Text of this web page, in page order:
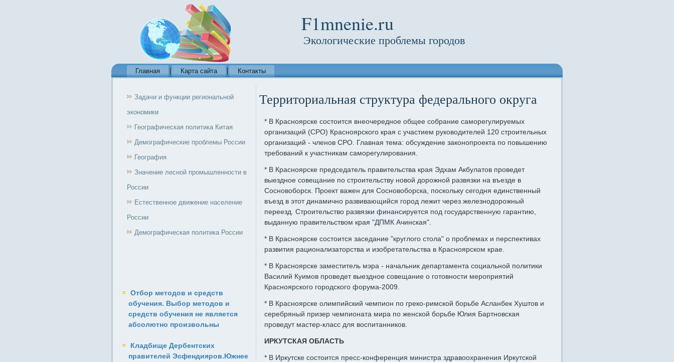
F1mnenie.ru
Экологические проблемы городов
Главная Карта сайта Контакты
Задачи и функции региональной
экономики
Географическая политика Китая
Демографические проблемы России
География
Значение лесной промышленности в
России
Естественное движение население
России
Демографическая политика России
Отбор методов и средств
обучения. Выбор методов и
средств обучения не является
абсолютно произвольны
Кладбище Дербентских
правителей Эсфендияров.Южнее
Территориальная структура федерального округа
* В Красноярске состоится внеочередное общее собрание саморегулируемых
организаций (СРО) Красноярского края с участием руководителей 120 строительных
организаций - членов СРО. Главная тема: обсуждение законопроекта по повышению
требований к участникам саморегулирования.
* В Красноярске председатель правительства края Эдхам Акбулатов проведет
выездное совещание по строительству новой дорожной развязки на въезде в
Сосновоборск. Проект важен для Сосновоборска, поскольку сегодня единственный
въезд в этот динамично развивающийся город лежит через железнодорожный
переезд. Строительство развязки финансируется под государственную гарантию,
выданную правительством края "ДПМК Ачинская".
* В Красноярске состоится заседание "круглого стола" о проблемах и перспективах
развития рационализаторства и изобретательства в Красноярском крае.
* В Красноярске заместитель мэра - начальник департамента социальной политики
Василий Куимов проведет выездное совещание о готовности мероприятий
Красноярского городского форума-2009.
* В Красноярске олимпийский чемпион по греко-римской борьбе Асланбек Хуштов и
серебряный призер чемпионата мира по женской борьбе Юлия Бартновская
проведут мастер-класс для воспитанников.
ИРКУТСКАЯ ОБЛАСТЬ
* В Иркутске состоится пресс-конференция министра здравоохранения Иркутской